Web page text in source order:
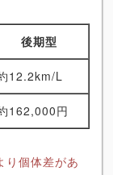
後期型
12.2km/L
162,000円
り個体差があ